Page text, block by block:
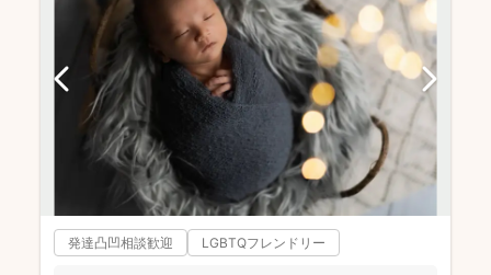
発達凸凹相談歓迎 LGBTQフレンドリー